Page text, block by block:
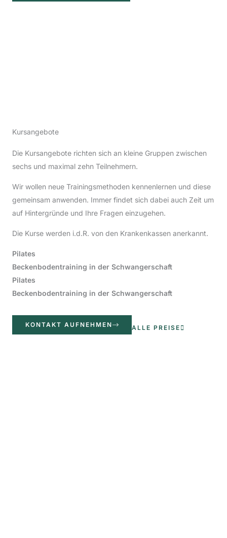
Kursangebote
Die Kursangebote richten sich an kleine Gruppen zwischen
sechs und maximal zehn Teilnehmern.
Wir wollen neue Trainingsmethoden kennenlernen und diese
gemeinsam anwenden. Immer findet sich dabei auch Zeit um
auf Hintergründe und Ihre Fragen einzugehen.
Die Kurse werden i.d.R. von den Krankenkassen anerkannt.
Pilates
Beckenbodentraining in der Schwangerschaft
Pilates
Beckenbodentraining in der Schwangerschaft
KONTAKT AUFNEHMEN ALLE PREISE